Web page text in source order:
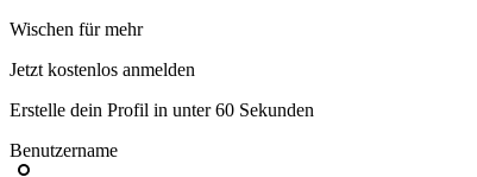
Wischen für mehr
Jetzt kostenlos anmelden
Erstelle dein Profil in unter 60 Sekunden
Benutzername